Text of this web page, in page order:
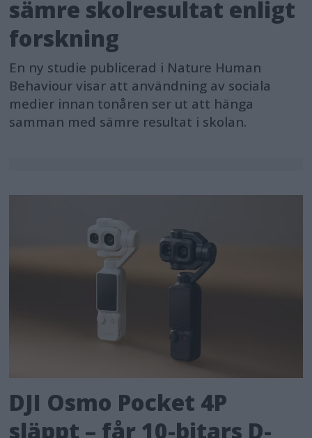
sämre skolresultat enligt
forskning
En ny studie publicerad i Nature Human
Behaviour visar att användning av sociala
medier innan tonåren ser ut att hänga
samman med sämre resultat i skolan.
DJI Osmo Pocket 4P
släppt – får 10-bitars D-